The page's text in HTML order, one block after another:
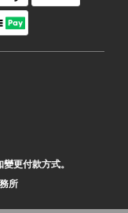
更付款方式。
所